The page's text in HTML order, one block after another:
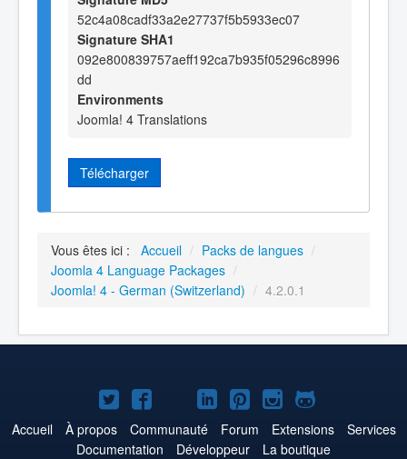
52c4a08cadf33a2e27737f5b5933ec07
Signature SHA1
092e800839757aeff192ca7b935f05296c8996
dd
Environments
Joomla! 4 Translations
Télécharger
Vous êtes ici : Accueil / Packs de langues /
Joomla 4 Language Packages /
Joomla! 4 - German (Switzerland) / 4.2.0.1
Joomla!
sur
Joomla!
sur
Joomla!
sur
Joomla!
sur
Joomla!
sur
Joomla!
sur
Joomla!
sur
Accueil À propos Communauté Forum Extensions
Services
Documentation
Développeur La boutique